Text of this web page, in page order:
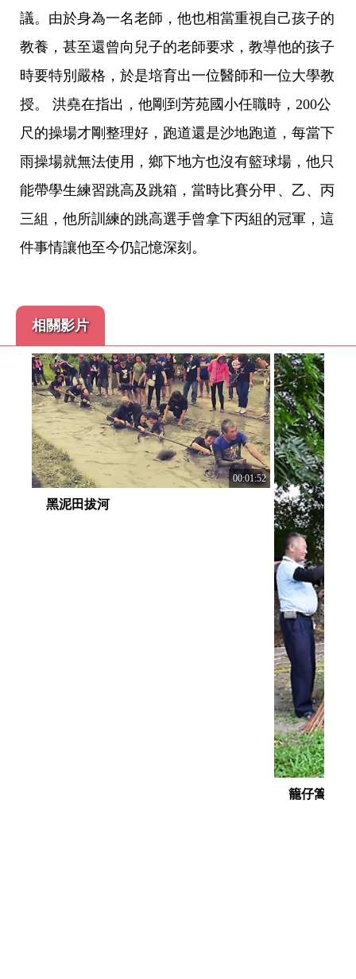
議。由於身為一名老師，他也相當重視自己孩子的
教養，甚至還曾向兒子的老師要求，教導他的孩子
時要特別嚴格，於是培育出一位醫師和一位大學教
授。 洪堯在指出，他剛到芳苑國小任職時，200公
尺的操場才剛整理好，跑道還是沙地跑道，每當下
雨操場就無法使用，鄉下地方也沒有籃球場，他只
能帶學生練習跳高及跳箱，當時比賽分甲、乙、丙
三組，他所訓練的跳高選手曾拿下丙組的冠軍，這
件事情讓他至今仍記憶深刻。
相關影片
00:01:52
黑泥田拔河
籠仔篙製作